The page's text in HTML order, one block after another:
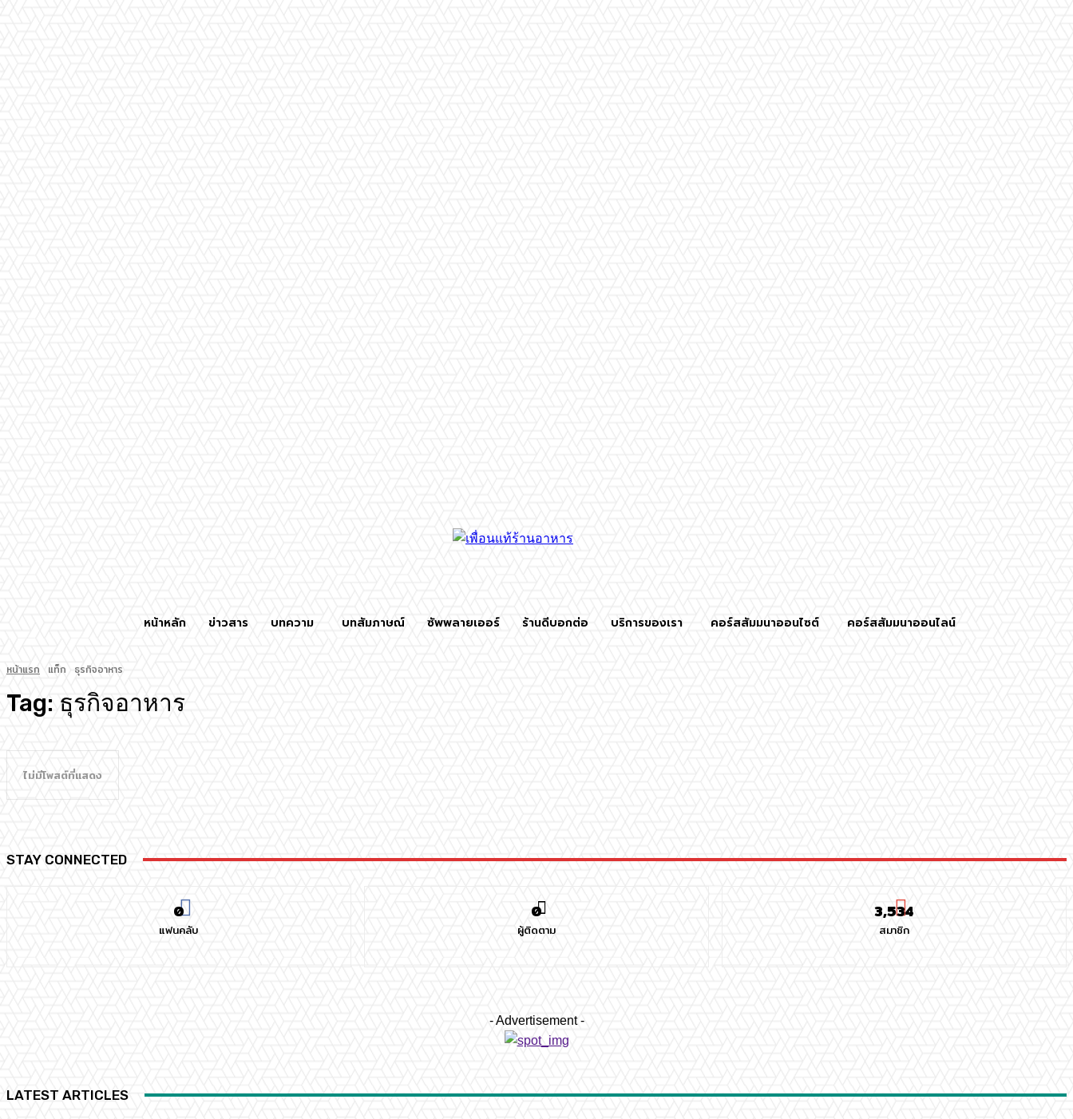
หน้าหลัก ข่าวสาร บทความ บทสัมภาษณ์ ซัพพลายเออร์ ร้านดีบอกต่อ บริการของเรา คอร์สสัมมนาออนไซต์ คอร์สสัมมนาออนไลน์
หน้าแรก แท็ก ธุรกิจอาหาร
Tag: ธุรกิจอาหาร
ไม่มีโพสต์ที่แสดง
STAY CONNECTED
0
แฟนคลับ
0
ผู้ติดตาม
3,534
สมาชิก
- Advertisement -
LATEST ARTICLES